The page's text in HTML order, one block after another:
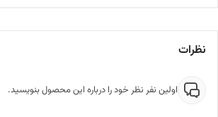
نظرات
اولین نفر نظر خود را درباره این محصول بنویسید.